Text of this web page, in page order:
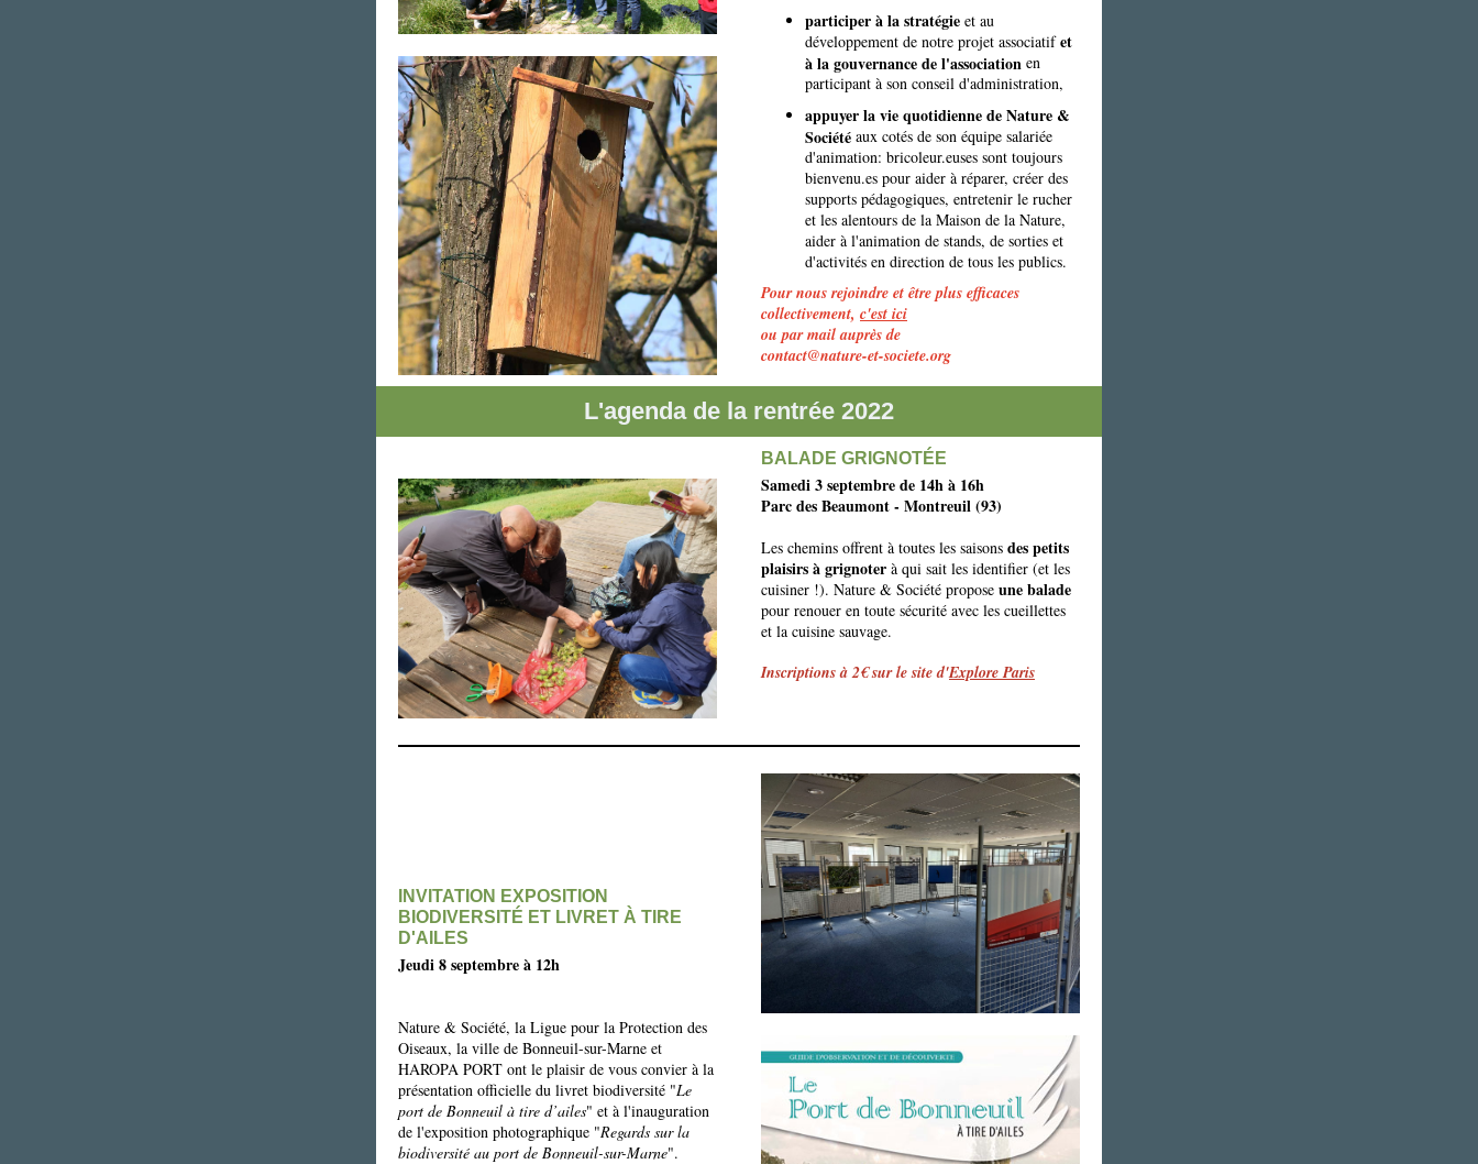
participer à la stratégie et au
développement de notre projet associatifet
à la gouvernance de l'association en
participant à son conseil d'administration,
appuyer la vie quotidienne de Nature &
Société aux cotés de son équipe salariée
d'animation: bricoleur.euses sont toujours
bienvenu.es pour aider à réparer, créer des
supports pédagogiques, entretenir le rucher
et les alentours de la Maison de la Nature,
aider à l'animation de stands, de sorties et
d'activités en direction de tous les publics.
Pour nous rejoindre et être plus efficaces
collectivement, c'est ici
ou par mail auprès de
contact@nature-et-societe.org
L'agenda de la rentrée 2022
BALADE GRIGNOTÉE
Samedi 3 septembre de 14h à 16h
Parc des Beaumont - Montreuil (93)
Les chemins offrent à toutes les saisons des petits
plaisirs à grignoter à qui sait les identifier (et les
cuisiner !). Nature & Société propose une balade
pour renouer en toute sécurité avec les cueillettes
et la cuisine sauvage.
Inscriptions à 2€ sur le site d'Explore Paris
INVITATION EXPOSITION
BIODIVERSITÉ ET LIVRET À TIRE
D'AILES
Jeudi 8 septembre à 12h
Nature & Société, la Ligue pour la Protection des
Oiseaux, la ville de Bonneuil-sur-Marne et
HAROPA PORT ont le plaisir de vous convier à la
présentation officielle du livret biodiversité "Le
port de Bonneuil à tire d’ailes" et à l'inauguration
de l'exposition photographique "Regards sur la
biodiversité au port de Bonneuil-sur-Marne".